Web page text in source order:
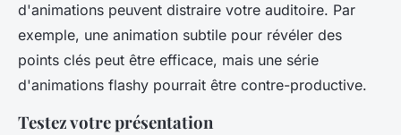
d'animations peuvent distraire votre auditoire. Par
exemple, une animation subtile pour révéler des
points clés peut être efficace, mais une série
d'animations flashy pourrait être contre-productive.
Testez votre présentation